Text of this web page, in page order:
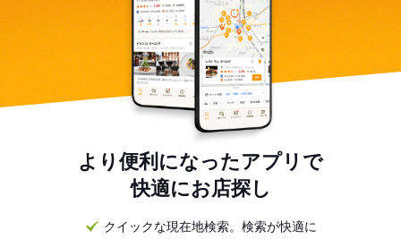
より便利になったアプリで
快適にお店探し
クイックな現在地検索。検索が快適に